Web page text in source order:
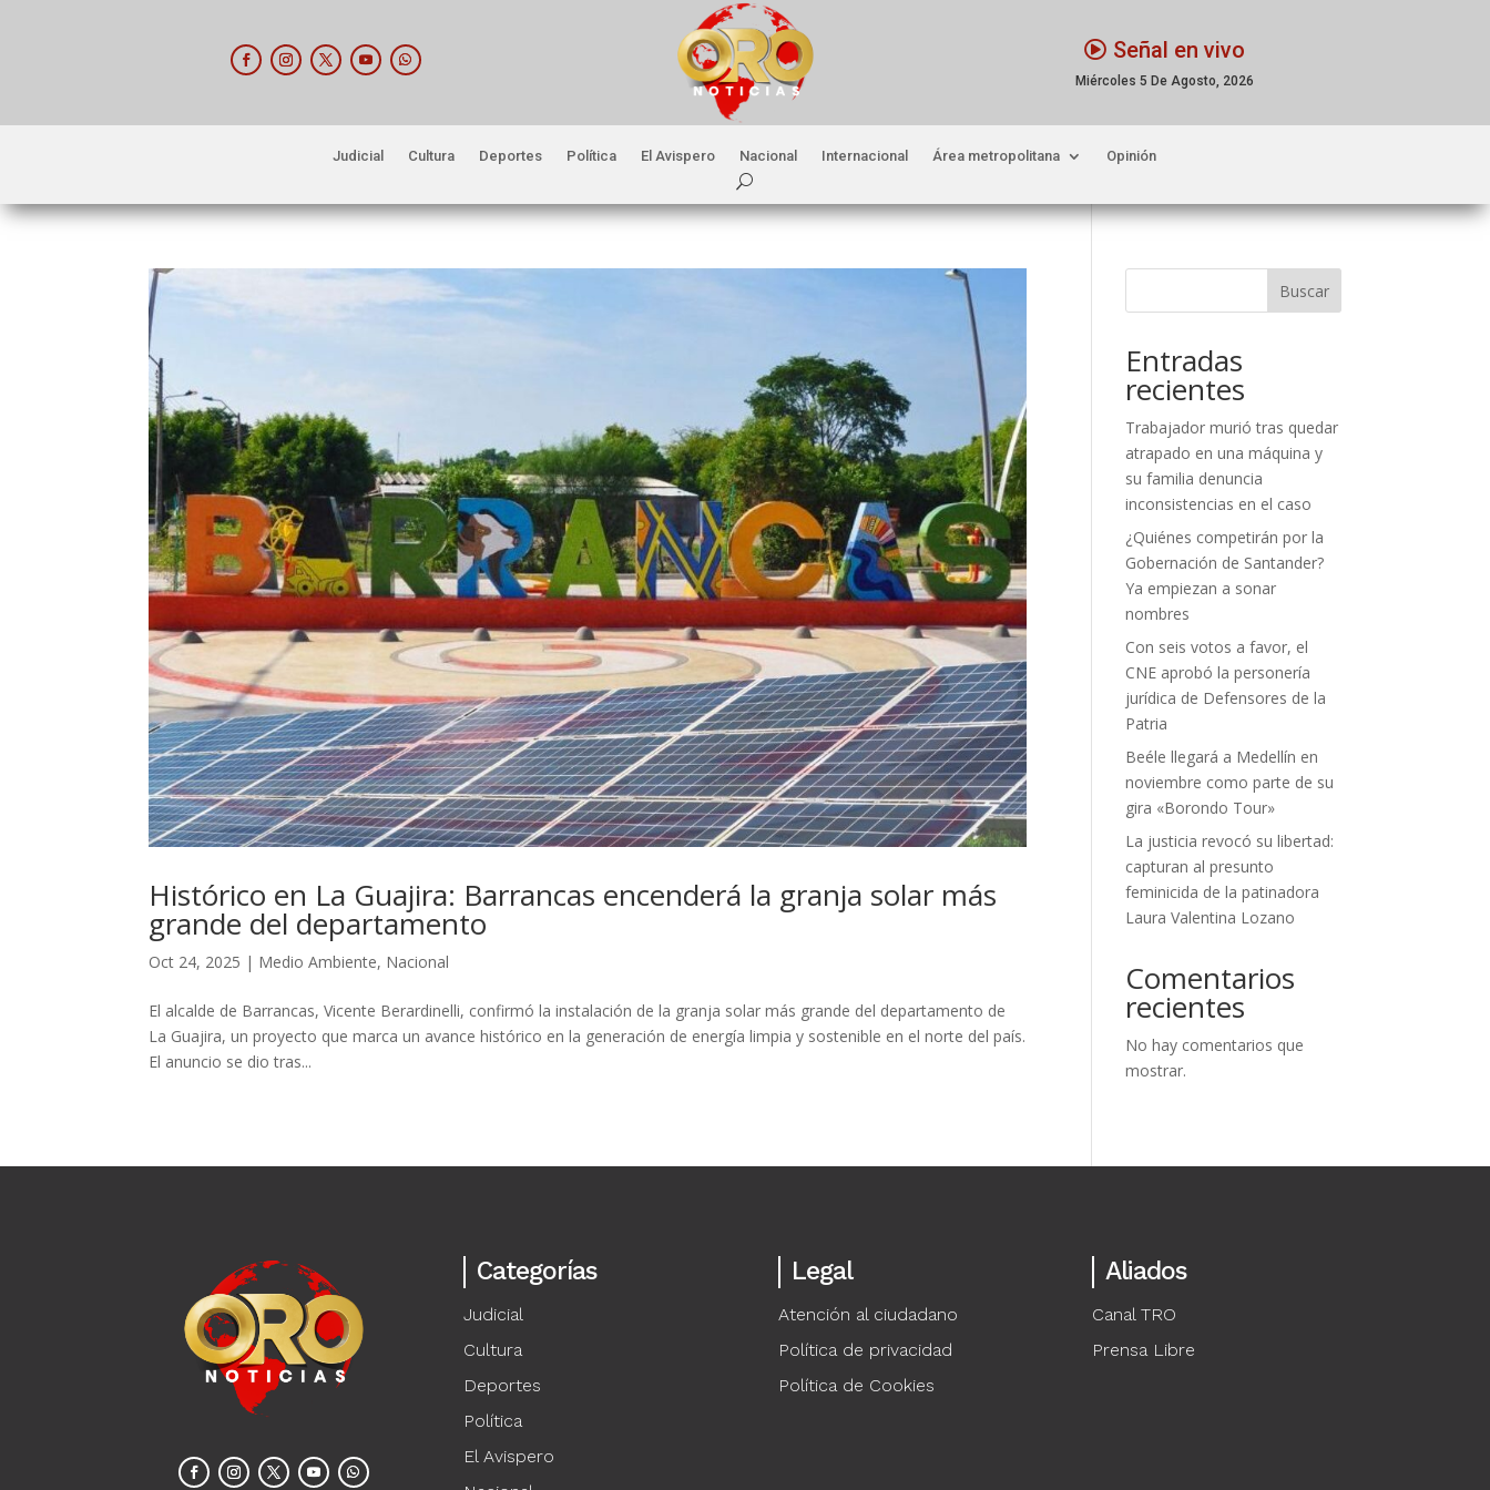
Señal en vivo
Miércoles 5 De Agosto, 2026
Judicial Cultura Deportes Política El Avispero Nacional Internacional Área metropolitana Opinión
Histórico en La Guajira: Barrancas encenderá la granja solar más
grande del departamento
Oct 24, 2025 | Medio Ambiente, Nacional
El alcalde de Barrancas, Vicente Berardinelli, confirmó la instalación de la granja solar más grande del departamento de
La Guajira, un proyecto que marca un avance histórico en la generación de energía limpia y sostenible en el norte del país.
El anuncio se dio tras...
Buscar
Entradas
recientes
Trabajador murió tras quedar
atrapado en una máquina y
su familia denuncia
inconsistencias en el caso
¿Quiénes competirán por la
Gobernación de Santander?
Ya empiezan a sonar
nombres
Con seis votos a favor, el
CNE aprobó la personería
jurídica de Defensores de la
Patria
Beéle llegará a Medellín en
noviembre como parte de su
gira «Borondo Tour»
La justicia revocó su libertad:
capturan al presunto
feminicida de la patinadora
Laura Valentina Lozano
Comentarios
recientes
No hay comentarios que
mostrar.
Categorías
Judicial
Cultura
Deportes
Política
El Avispero
Legal
Atención al ciudadano
Política de privacidad
Política de Cookies
Aliados
Canal TRO
Prensa Libre